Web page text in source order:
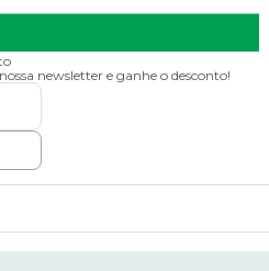
newsletter e ganhe o desconto!